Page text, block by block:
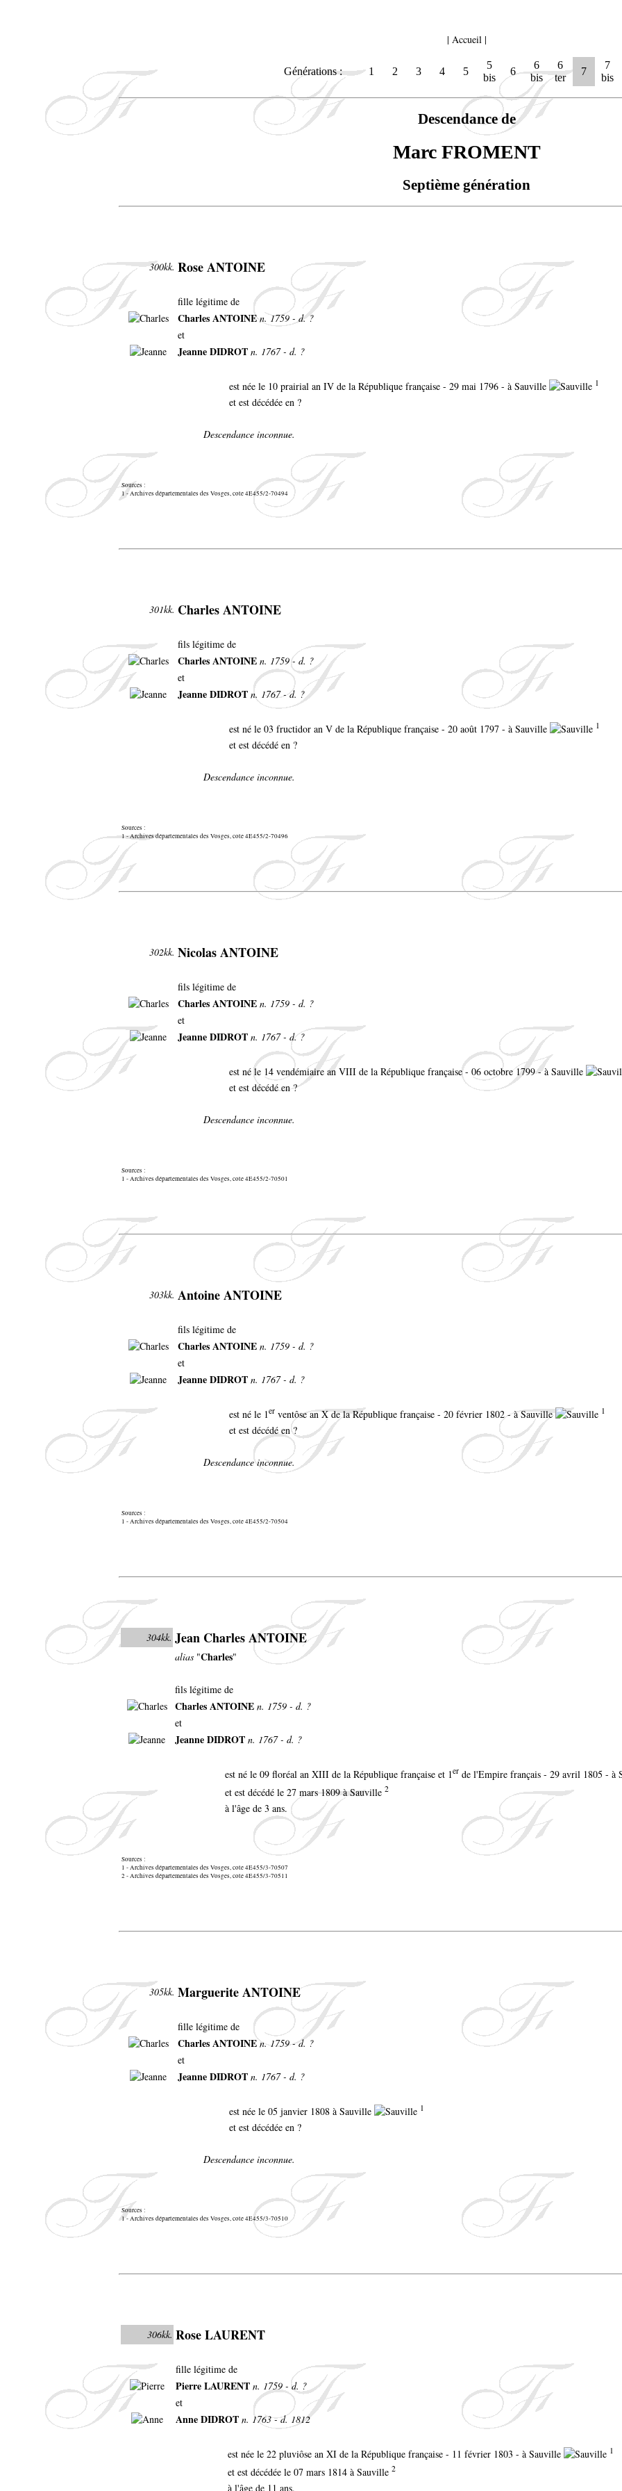
| Accueil|
Générations : 1 2 3 4 5
5
bis
6
6
bis
6
ter
7
7
bis
Descendance de
Marc FROMENT
Septième génération
300kk. Rose ANTOINE
fille légitime de
Charles ANTOINEn. 1759 - d. ?
et
Jeanne DIDROT n. 1767 - d. ?
est née le 10 prairial an IV de la République française - 29 mai 1796 - à Sauville 1
et est décédée en ?
Descendance inconnue.
Sources :
1 - Archives départementales des Vosges, cote 4E455/2-70494
301kk. Charles ANTOINE
fils légitime de
Charles ANTOINE n. 1759 - d. ?
et
Jeanne DIDROT n. 1767 - d. ?
est né le 03 fructidor an V de la République française - 20 août 1797 - à Sauville 1
et est décédé en ?
Descendance inconnue.
Sources :
1 - Archives départementales des Vosges, cote 4E455/2-70496
302kk. Nicolas ANTOINE
fils légitime de
Charles ANTOINE n. 1759 - d. ?
et
Jeanne DIDROT n. 1767 - d. ?
est né le 14 vendémiaire an VIII de la République française - 06 octobre 1799 - à Sauville
et est décédé en ?
Descendance inconnue.
Sources :
1 - Archives départementales des Vosges, cote 4E455/2-70501
303kk. Antoine ANTOINE
fils légitime de
Charles ANTOINE n. 1759 - d. ?
et
Jeanne DIDROT n. 1767 - d. ?
est né le 1er ventôse an X de la République française - 20 février 1802 - à Sauville 1
et est décédé en ?
Descendance inconnue.
Sources :
1 - Archives départementales des Vosges, cote 4E455/2-70504
304kk. Jean Charles ANTOINE
alias "Charles"
fils légitime de
Charles ANTOINE n. 1759 - d. ?
et
Jeanne DIDROT n. 1767 - d. ?
est né le 09 floréal an XIII de la République française et 1er de l'Empire français - 29 avril 1805 - à
et est décédé le 27 mars 1809 à Sauville 2
à l'âge de 3 ans.
Sources :
1 - Archives départementales des Vosges, cote 4E455/3-70507
2 - Archives départementales des Vosges, cote 4E455/3-70511
305kk. Marguerite ANTOINE
fille légitime de
Charles ANTOINEn. 1759 - d. ?
et
Jeanne DIDROT n. 1767 - d. ?
est née le 05 janvier 1808 à Sauville 1
et est décédée en ?
Descendance inconnue.
Sources :
1 - Archives départementales des Vosges, cote 4E455/3-70510
306kk. Rose LAURENT
fille légitime de
Pierre LAURENT n. 1759 - d. ?
et
Anne DIDROT n. 1763 - d. 1812
est née le 22 pluviôse an XI de la République française - 11 février 1803 - à Sauville 1
et est décédée le 07 mars 1814 à Sauville 2
à l'âge de 11 ans.